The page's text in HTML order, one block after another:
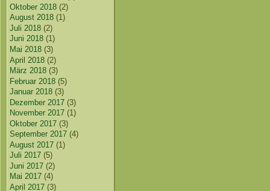
Oktober 2018 (2)
August 2018 (1)
Juli 2018 (2)
Juni 2018 (1)
Mai 2018 (3)
April 2018 (2)
März 2018 (3)
Februar 2018 (5)
Januar 2018 (3)
Dezember 2017 (3)
November 2017 (1)
Oktober 2017 (3)
September 2017 (4)
August 2017 (1)
Juli 2017 (5)
Juni 2017 (2)
Mai 2017 (4)
April 2017 (3)